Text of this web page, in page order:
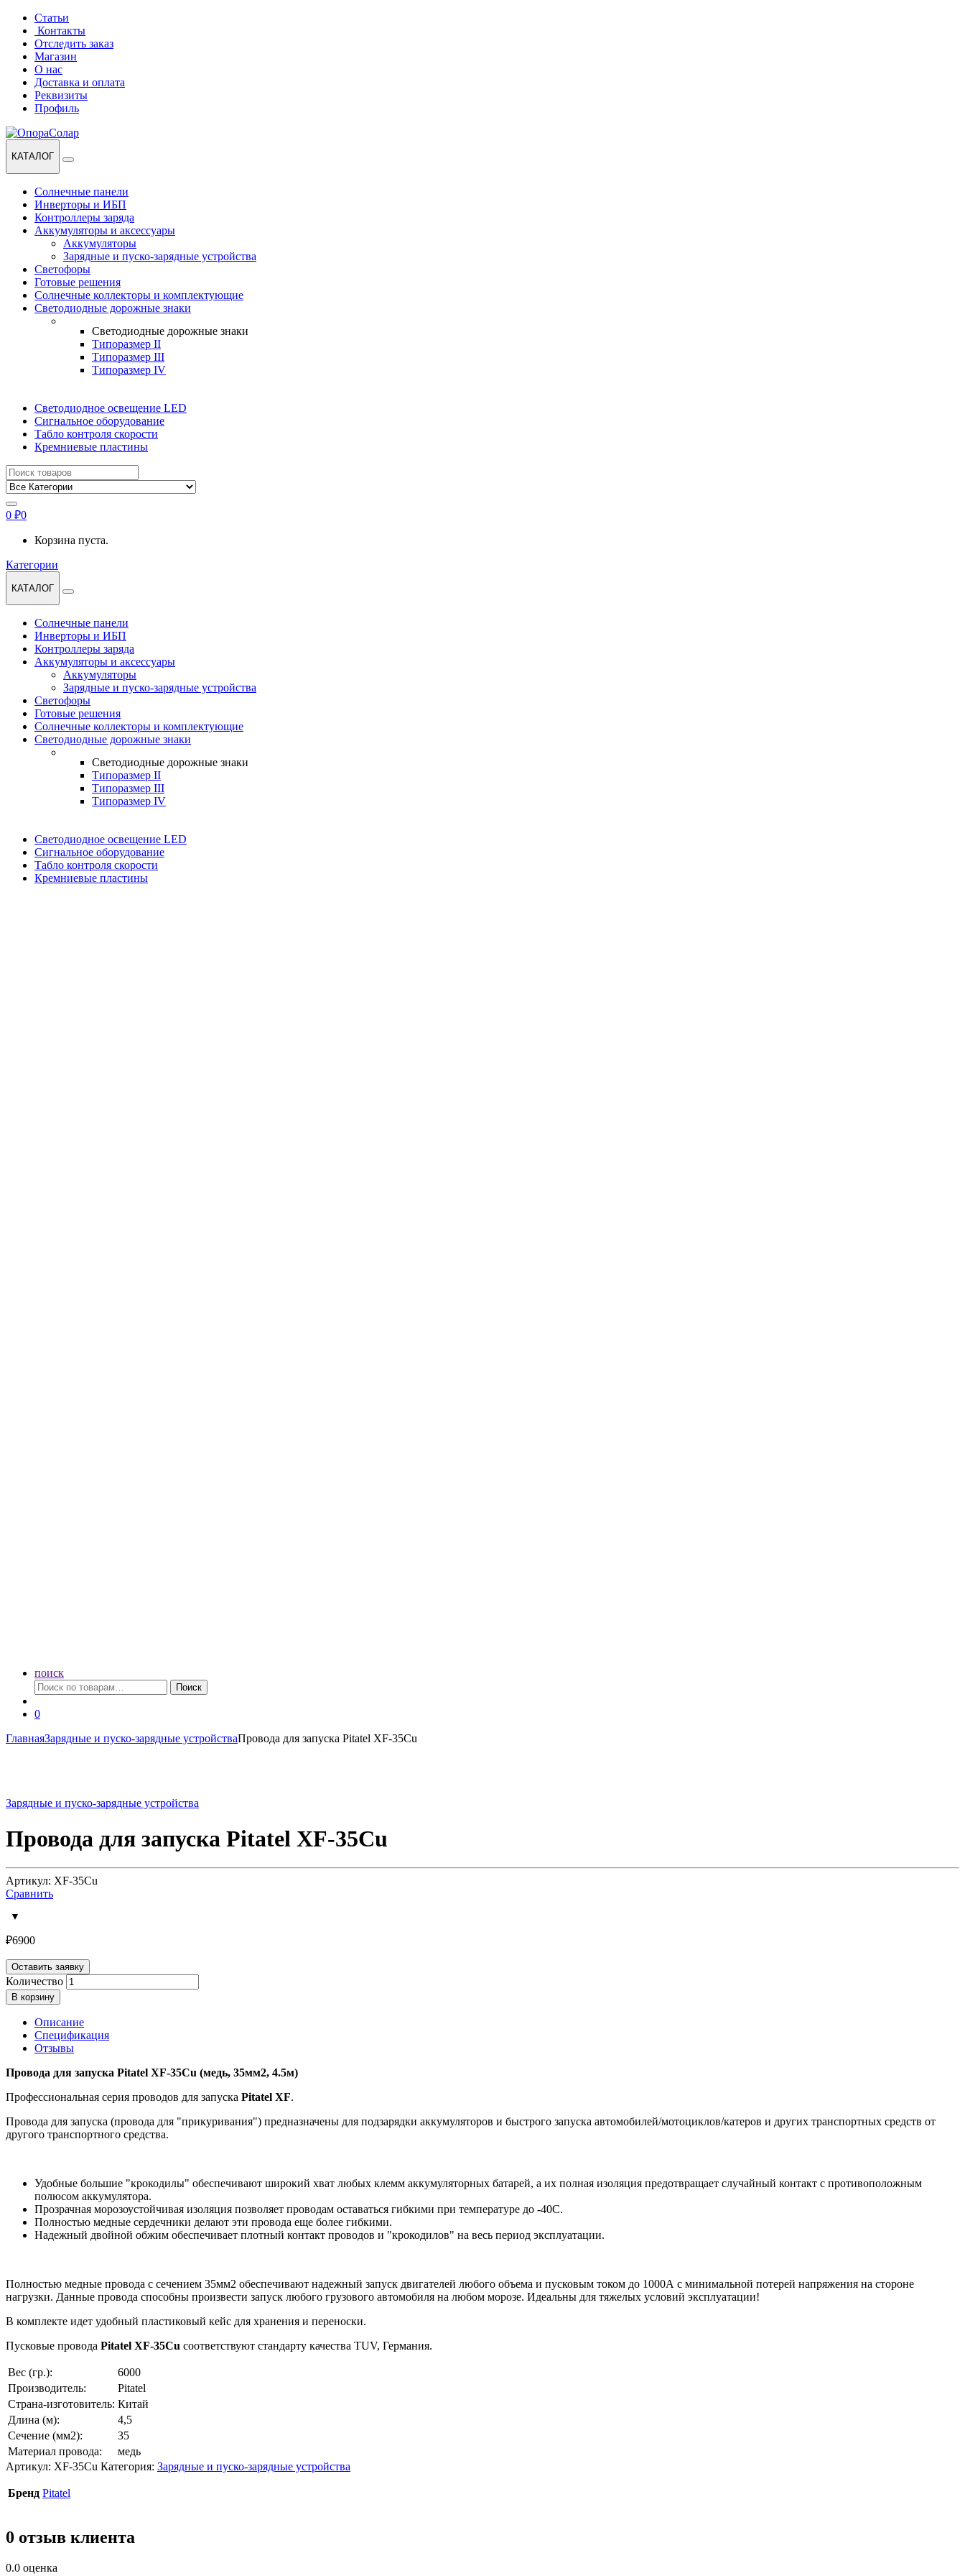
Перейти
навигации
Перейти
содержанию
Статьи
Контакты
Отследить заказ
Магазин
О нас
Доставка и оплата
Реквизиты
Профиль
КАТАЛОГ
Солнечные панели
Инверторы и ИБП
Контроллеры заряда
Аккумуляторы и аксессуары
Аккумуляторы
Зарядные и пуско-зарядные устройства
Светофоры
Готовые решения
Солнечные коллекторы и комплектующие
Светодиодные дорожные знаки
Светодиодные дорожные знаки
Типоразмер II
Типоразмер III
Типоразмер IV
Светодиодное освещение LED
Сигнальное оборудование
Табло контроля скорости
Кремниевые пластины
Найти:
0 ₽0
Корзина пуста.
Категории
КАТАЛОГ
Солнечные панели
Инверторы и ИБП
Контроллеры заряда
Аккумуляторы и аксессуары
Аккумуляторы
Зарядные и пуско-зарядные устройства
Светофоры
Готовые решения
Солнечные коллекторы и комплектующие
Светодиодные дорожные знаки
Светодиодные дорожные знаки
Типоразмер II
Типоразмер III
Типоразмер IV
Светодиодное освещение LED
Сигнальное оборудование
Табло контроля скорости
Кремниевые пластины
поиск
Искать:
Поиск
0
ГлавнаяЗарядные и пуско-зарядные устройстваПровода для запуска Pitatel XF-35Cu
Зарядные и пуско-зарядные устройства
Провода для запуска Pitatel XF-35Cu
Артикул: XF-35Cu
Сравнить
₽6900
Оставить заявку
Количество
В корзину
Описание
Спецификация
Отзывы
Провода для запуска Pitatel XF-35Cu (медь, 35мм2, 4.5м)
Профессиональная серия проводов для запуска Pitatel XF.
Провода для запуска (провода для "прикуривания") предназначены для подзарядки аккумуляторов и быстрого запуска автомобилей/мотоциклов/катеров и других транспортных средств от
другого транспортного средства.
Удобные большие "крокодилы" обеспечивают широкий хват любых клемм аккумуляторных батарей, а их полная изоляция предотвращает случайный контакт с противоположным
полюсом аккумулятора.
Прозрачная морозоустойчивая изоляция позволяет проводам оставаться гибкими при температуре до -40С.
Полностью медные сердечники делают эти провода еще более гибкими.
Надежный двойной обжим обеспечивает плотный контакт проводов и "крокодилов" на весь период эксплуатации.
Полностью медные провода с сечением 35мм2 обеспечивают надежный запуск двигателей любого объема и пусковым током до 1000А с минимальной потерей напряжения на стороне
нагрузки. Данные провода способны произвести запуск любого грузового автомобиля на любом морозе. Идеальны для тяжелых условий эксплуатации!
В комплекте идет удобный пластиковый кейс для хранения и переноски.
Пусковые провода Pitatel XF-35Cu соответствуют стандарту качества TUV, Германия.
Вес (гр.):
6000
Производитель:
Pitatel
Страна-изготовитель: Китай
Длина (м):
4,5
Сечение (мм2):
35
Материал провода:
медь
Артикул: XF-35Cu Категория: Зарядные и пуско-зарядные устройства
Бренд Pitatel
0 отзыв клиента
0.0 оценка